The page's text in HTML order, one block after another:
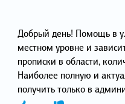
Добрый день! Помощь в
местном уровне и
прописки в области,
Наиболее полную и
получить только в